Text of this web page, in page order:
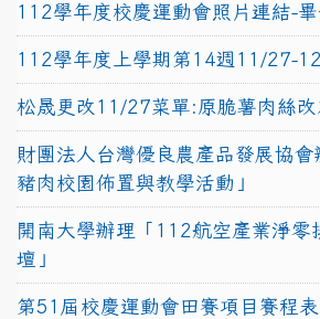
112學年度校慶運動會照片連結-
112學年度上學期第14週11/27-
松晟更改11/27菜單:原脆薯肉絲改
財團法人台灣優良農產品發展協
豬肉校園佈置與教學活動」
開南大學辦理「112航空產業淨零
壇」
第51屆校慶運動會田賽項目賽程